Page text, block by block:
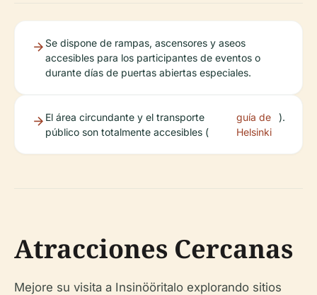
Se dispone de rampas, ascensores y aseos
accesibles para los participantes de eventos o
durante días de puertas abiertas especiales.
El área circundante y el transporte
público son totalmente accesibles (
guía de
Helsinki
).
Atracciones Cercanas
Mejore su visita a Insinööritalo explorando sitios